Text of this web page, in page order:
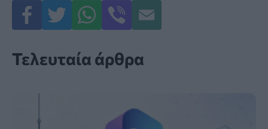
Τελευταία άρθρα